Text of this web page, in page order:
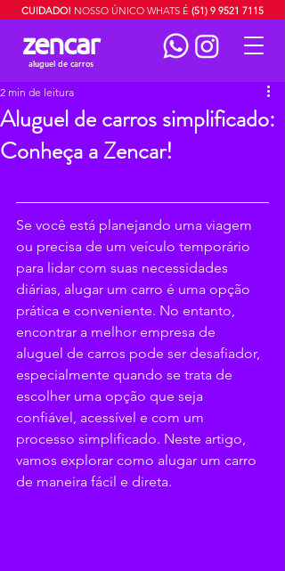
zencar
aluguel de carros
CUIDADO! NOSSO ÚNICO WHATS É (51) 9 9521 7115
Aluguel de carros simplificado:
Conheça a Zencar!
2 min de leitura
Se você está planejando uma viagem
ou precisa de um veículo temporário
para lidar com suas necessidades
diárias, alugar um carro é uma opção
prática e conveniente. No entanto,
encontrar a melhor empresa de
aluguel de carros pode ser desafiador,
especialmente quando se trata de
escolher uma opção que seja
confiável, acessível e com um
processo simplificado. Neste artigo,
vamos explorar como alugar um carro
de maneira fácil e direta.